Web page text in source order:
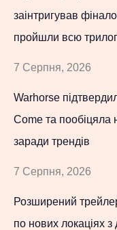
заінтригував
пройшли всю
7 Серпня, 2026
Warhorse
Come та пообіцяла
заради трендів
7 Серпня, 2026
Розширений
по нових локаціях